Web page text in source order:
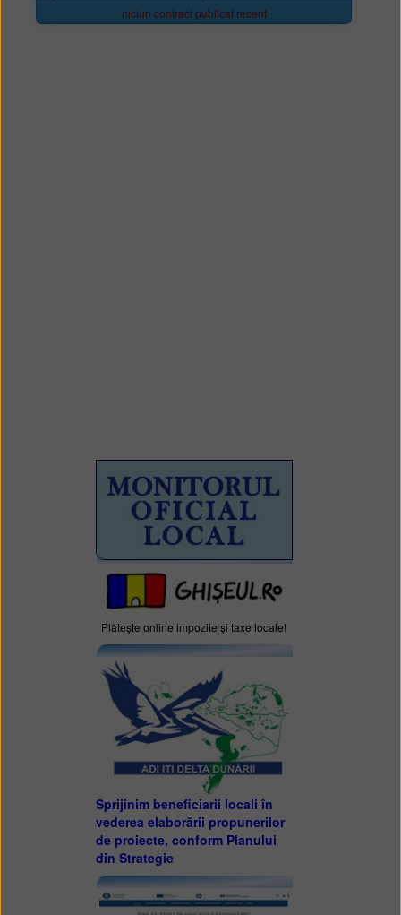
niciun contract publicat recent
Plăteşte online impozite şi taxe locale!
Sprijinim beneficiarii locali în
vederea elaborării propunerilor
de proiecte, conform Planului
din Strategie